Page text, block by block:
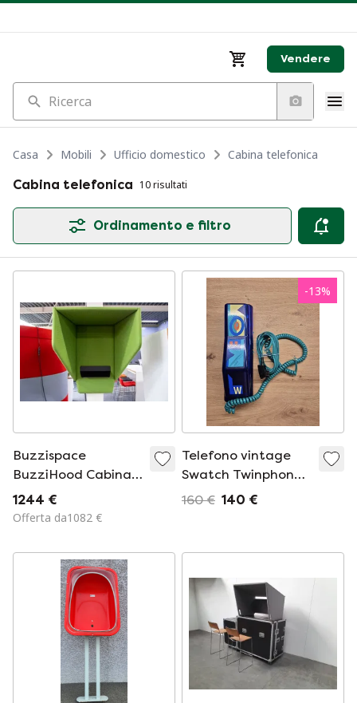
Vendere
Ricerca
Casa Mobili Ufficio domestico
Cabina telefonica
Cabina telefonica 10 risultati
Ordinamento e filtro
Buzzispace
BuzziHood Cabina
telefonica acustica
verde
1244 €
Offerta da1082 €
-13%
Telefono vintage
Swatch Twinphone
Deluxe in stile
"Gutenberg".
160 € 140 €